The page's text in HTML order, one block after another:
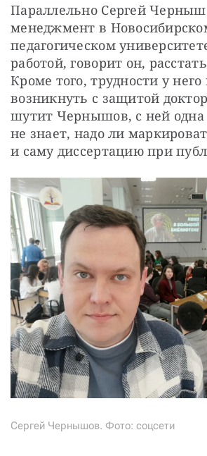
Параллельно Сергей
менеджмент в
педагогическом
работой, говорит он,
Кроме того, трудности у него
возникнуть с защитой
шутит Чернышов, с ней одна
не знает, надо ли
и саму диссертацию при
Сергей Чернышов. Фото: соцсети